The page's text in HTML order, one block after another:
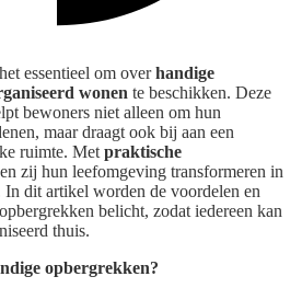
essentieel om overhandige
wonen te beschikken. Deze
bewoners niet alleen om hun
maar draagt ook bij aan een
ruimte. Met praktische
zij hun leefomgeving transformeren in
In dit artikel worden de voordelen en
belicht, zodat iedereen kan
thuis.
opbergrekken?